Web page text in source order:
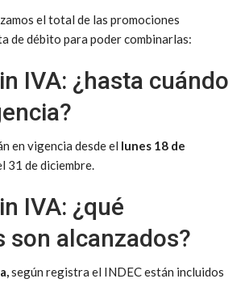
el total de las promociones
de débito para poder combinarlas:
IVA: ¿hasta cuándo
en vigencia desde el lunes 18 de
31 de diciembre.
IVA: ¿qué
son alcanzados?
según registra el INDEC están incluidos